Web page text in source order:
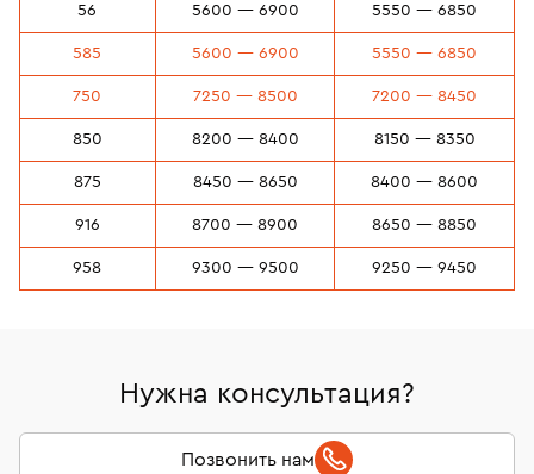
56 5600 — 6900 5550 — 6850
585 5600 — 6900 5550 — 6850
750 7250 — 8500 7200 — 8450
850 8200 — 8400 8150 — 8350
875 8450 — 8650 8400 — 8600
916 8700 — 8900 8650 — 8850
958 9300 — 9500 9250 — 9450
Нужна консультация?
Позвонить нам